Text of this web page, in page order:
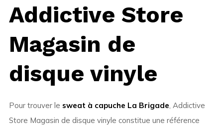
Addictive Store
Magasin de
disque vinyle
Pour trouver le sweat à capuche La Brigade, Addictive
Store Magasin de disque vinyle constitue une référence